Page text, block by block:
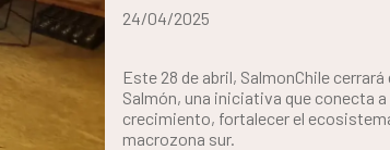
24/04/2025
Este 28 de abril, SalmonChile
Salmón, una iniciativa que conecta
crecimiento, fortalecer el
macrozona sur.